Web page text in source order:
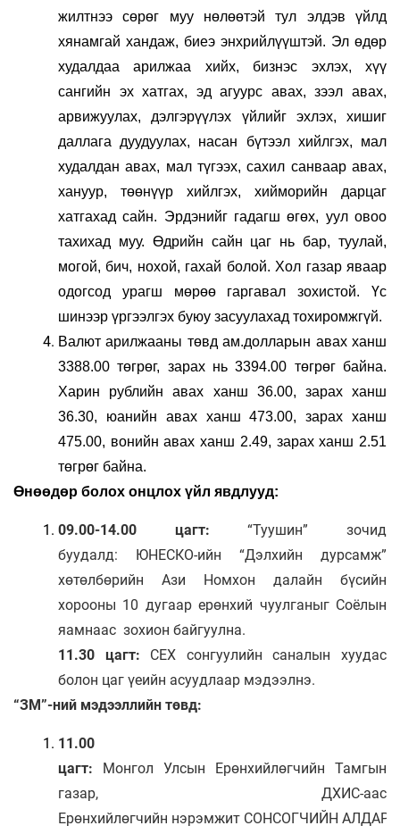
жилтнээ сөрөг муу нөлөөтэй тул элдэв үйлд
хянамгай хандаж, биеэ энхрийлүүштэй. Эл өдөр
худалдаа арилжаа хийх, бизнэс эхлэх, хүү
сангийн эх хатгах, эд агуурс авах, зээл авах,
арвижуулах, дэлгэрүүлэх үйлийг эхлэх, хишиг
даллага дуудуулах, насан бүтээл хийлгэх, мал
худалдан авах, мал түгээх, сахил санваар авах,
хануур, төөнүүр хийлгэх, хийморийн дарцаг
хатгахад сайн. Эрдэнийг гадагш өгөх, уул овоо
тахихад муу. Өдрийн сайн цаг нь бар, туулай,
могой, бич, нохой, гахай болой. Хол газар яваар
одогсод урагш мөрөө гаргавал зохистой. Үс
шинээр үргээлгэх буюу засуулахад тохиромжгүй.
Валют арилжааны төвд ам.долларын авах ханш
3388.00 төгрөг, зарах нь 3394.00 төгрөг байна.
Харин рублийн авах ханш 36.00, зарах ханш
36.30, юанийн авах ханш 473.00, зарах ханш
475.00, вонийн авах ханш 2.49, зарах ханш 2.51
төгрөг байна.
Өнөөдөр болох онцлох үйл явдлууд:
09.00-14.00 цагт:“Туушин” зочид
буудалд: ЮНЕСКО-ийн “Дэлхийн дурсамж”
хөтөлбөрийн Ази Номхон далайн бүсийн
хорооны 10 дугаар ерөнхий чуулганыг Соёлын
яамнаас зохион байгуулна.
11.30 цагт: СЕХ сонгуулийн саналын хуудас
болон цаг үеийн асуудлаар мэдээлнэ.
“ЗМ”-ний мэдээллийн төвд:
11.00
цагт: Монгол Улсын Ерөнхийлөгчийн Тамгын
газар, ДХИС-аас
Ерөнхийлөгчийн нэрэмжит СОНСОГЧИЙН АЛДАР